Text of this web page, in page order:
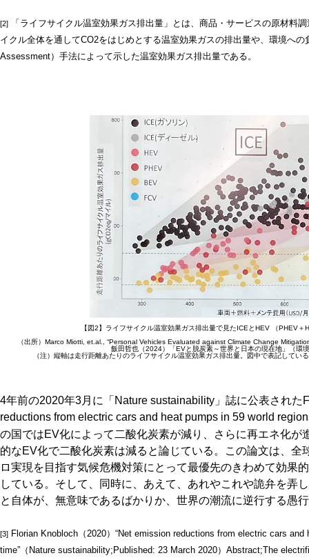
[2]
「ライフサイクル温室効果ガス排出量」とは、商品・サービスの原材料
イクル全体を通してCO2をはじめとする温室効果ガスの排出量や、環境へ
Assessment）手法によって示した温室効果ガス排出量である。
【図2】ライフサイクル温室効果ガス排出量で見たICEとHEV （PHEV
（出所）Marco Miotti, et.al., “Personal Vehicles Evaluated against Climate Change
飯田哲也（2024）「EVと脱炭素～世界と日本の現在地」（環
（注）縦軸は走行距離あたりのライフサイクル温室効果ガス排出量。図中で表記して
4年前の2020年3月に「Nature sustainability」誌に公表され
reductions from electric cars and heat pumps in 59 world
の国ではEV化によって二酸化炭素が減り、さらに再エネ化が
的なEV化で二酸化炭素は減ると論じている。この論文は、全
ロ実現を目指す気候危機対策にとって最優先のきわめて効果
している。そして、同時に、あえて、あれやこれや詭弁を弄
と自体が、無意味であるばかりか、世界の潮流に逆行する愚
[3] Florian Knobloch（2020）“Net emission reductions from electric cars
time”（Nature sustainability;Published: 23 March 2020）Abstract;The